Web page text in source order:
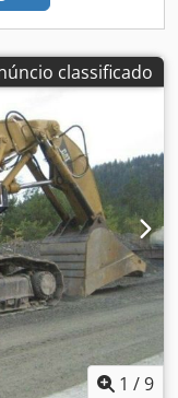
classificado
1 /9